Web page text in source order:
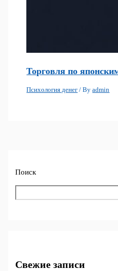
Торговля по
Психология денег / Byadmin
Поиск
Свежие записи